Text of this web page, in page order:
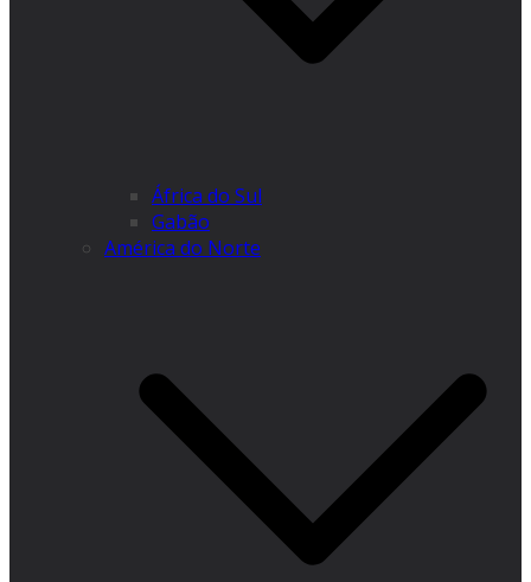
África do Sul
Gabão
América do Norte